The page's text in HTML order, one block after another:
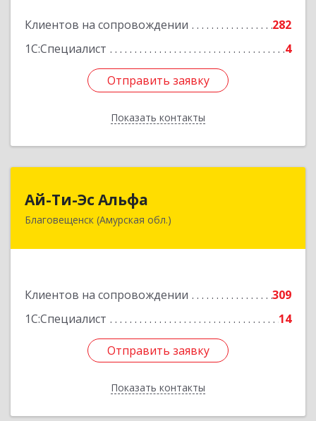
Клиентов на сопровождении
282
1С:Специалист
4
Отправить заявку
Показать контакты
Отправить заявку
Назад
Ай-Ти-Эс Альфа
Благовещенск (Амурская обл.)
Клиентов на сопровождении
309
1С:Специалист
14
Отправить заявку
Показать контакты
675000, Амурская обл, Благовещенск г, Зейская
Отправить заявку
Назад